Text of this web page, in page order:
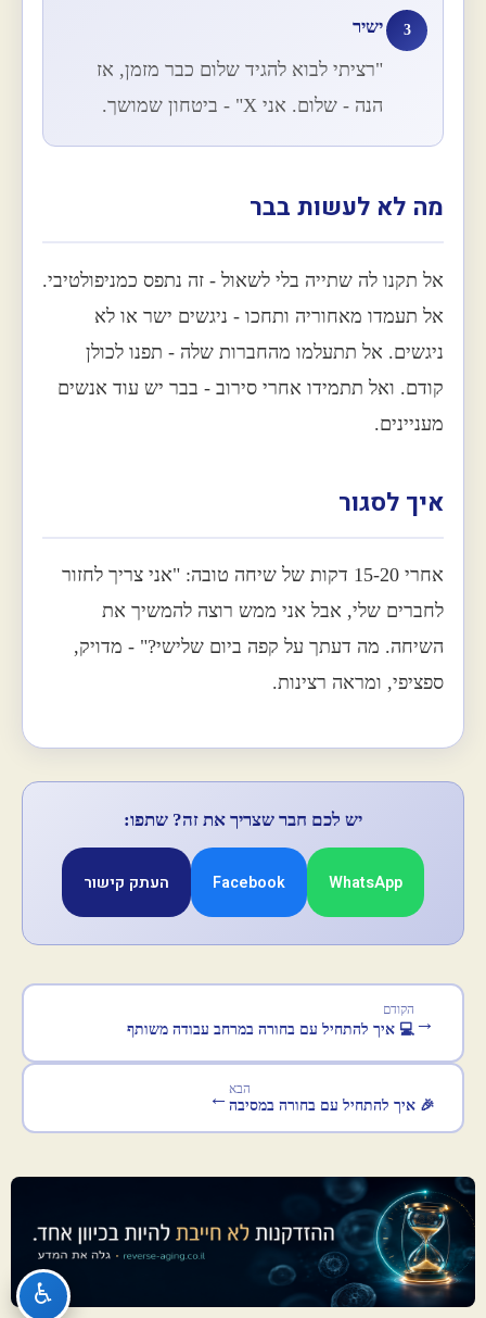
3 ישיר
"רציתי לבוא להגיד שלום כבר מזמן, אז
הנה - שלום. אני X" - ביטחון שמושך.
מה לא לעשות בבר
אל תקנו לה שתייה בלי לשאול - זה נתפס כמניפולטיבי.
אל תעמדו מאחוריה ותחכו - ניגשים ישר או לא
ניגשים. אל תתעלמו מהחברות שלה - תפנו לכולן
קודם. ואל תתמידו אחרי סירוב - בבר יש עוד אנשים
מעניינים.
איך לסגור
אחרי 15-20 דקות של שיחה טובה: "אני צריך לחזור
לחברים שלי, אבל אני ממש רוצה להמשיך את
השיחה. מה דעתך על קפה ביום שלישי?" - מדויק,
ספציפי, ומראה רצינות.
יש לכם חבר שצריך את זה? שתפו:
WhatsApp
Facebook העתק קישור
→
הקודם
💻 איך להתחיל עם בחורה במרחב עבודה משותף
הבא
🎉 איך להתחיל עם בחורה במסיבה ←
♿